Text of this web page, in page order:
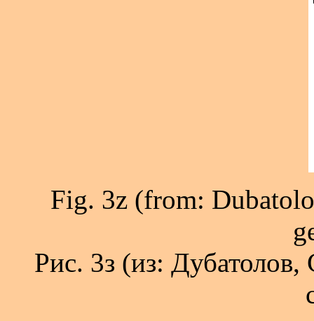
Fig. 3z (from:
Рис. 3з (из: Дубатолов,